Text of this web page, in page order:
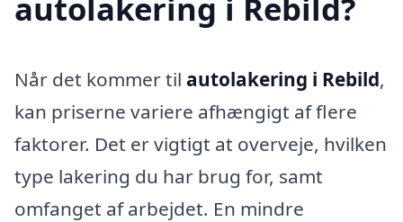
Når det kommer til autolakering i Rebild,
kan priserne variere afhængigt af flere
faktorer. Det er vigtigt at overveje, hvilken
type lakering du har brug for, samt
omfanget af arbejdet. En mindre